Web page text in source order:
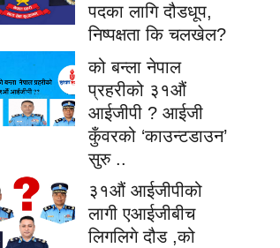
पदका लागि दौडधूप,
निष्पक्षता कि चलखेल?
को बन्ला नेपाल
प्रहरीको ३१औं
आईजीपी ? आईजी
कुँवरको ‘काउन्टडाउन’
सुरु ..
३१औं आईजीपीको
लागी एआईजीबीच
लिगलिगे दौड ,को